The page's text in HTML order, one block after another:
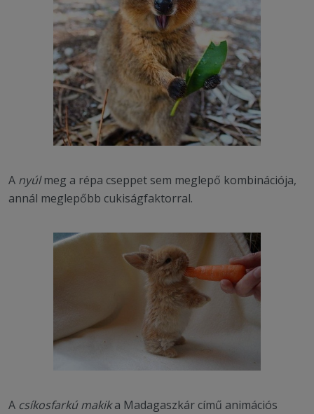
A nyúlmeg a répa cseppet sem meglepő kombinációja,
annál meglepőbb cukiságfaktorral.
A csíkosfarkú makika Madagaszkár című animációs